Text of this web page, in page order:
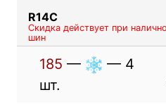
R14C
Скидка действует при
шин
185 —
— 4
шт.